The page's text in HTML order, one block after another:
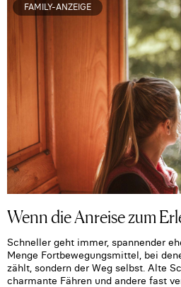
FAMILY-ANZEIGE
Wenn die Anreise zum
Schneller geht immer, spannender
Menge Fortbewegungsmittel, bei
zählt, sondern der Weg selbst. Alte
charmante Fähren und andere fast